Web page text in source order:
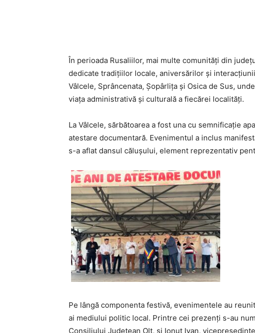
În perioada Rusaliilor, mai multe comunități din
dedicate tradițiilor locale, aniversărilor și
Vâlcele, Sprâncenata, Șopârlița și Osica de Sus,
viața administrativă și culturală a fiecărei localități.
La Vâlcele, sărbătoarea a fost una cu semnificație
atestare documentară. Evenimentul a inclus
s-a aflat dansul călușului, element reprezentativ
Pe lângă componenta festivă, evenimentele au
ai mediului politic local. Printre cei prezenți s-au
Consiliului Județean Olt, și Ionuț Ivan,